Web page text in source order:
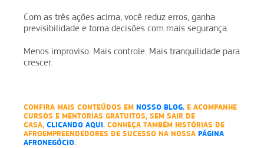
Com as três ações acima, você reduz erros, ganha
previsibilidade e toma decisões com mais segurança.
Menos improviso. Mais controle. Mais tranquilidade para
crescer.
CONFIRA MAIS CONTEÚDOS EM NOSSO BLOG. E ACOMPANHE
CURSOS E MENTORIAS GRATUITOS, SEM SAIR DE
CASA, CLICANDO AQUI. CONHEÇA TAMBÉM HISTÓRIAS DE
AFROEMPREENDEDORES DE SUCESSO NA NOSSA PÁGINA
AFRONEGÓCIO.